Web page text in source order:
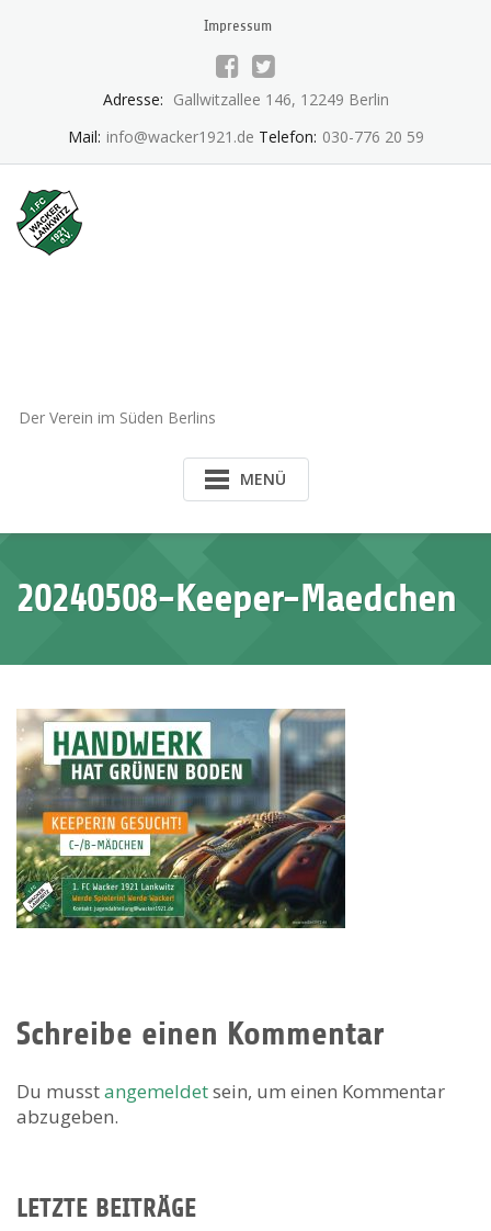
Impressum
Adresse: Gallwitzallee 146, 12249 Berlin
Mail: info@wacker1921.de Telefon: 030-776 20 59
Der Verein im Süden Berlins
MENÜ
20240508-Keeper-Maedchen
Schreibe einen Kommentar
Du musstangemeldetsein, um einen Kommentar
abzugeben.
LETZTE BEITRÄGE